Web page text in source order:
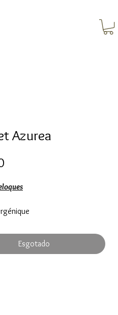
Azurea
: 22 cm
Esgotado